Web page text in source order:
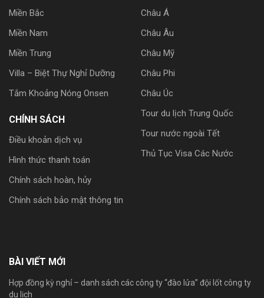
Miền Bắc
Miền Nam
Miền Trung
Villa – Biệt Thự Nghỉ Dưỡng
Tắm Khoảng Nóng Onsen
CHÍNH SÁCH
Điều khoản dịch vụ
Hình thức thanh toán
Chính sách hoàn, hủy
Chính sách bảo mật thông tin
Châu Á
Châu Âu
Châu Mỹ
Châu Phi
Châu Úc
Tour du lịch Trung Quốc
Tour nước ngoài Tết
Thủ Tục Visa Các Nước
BÀI VIẾT MỚI
Hợp đồng kỳ nghỉ – danh sách các công ty “đào lửa” đội lốt công ty
du lịch